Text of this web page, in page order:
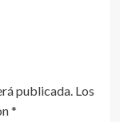
publicada. Los
*